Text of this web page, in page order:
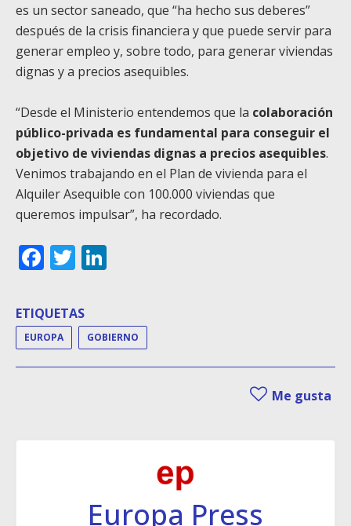
es un sector saneado, que “ha hecho sus deberes”
después de la crisis financiera y que puede servir para
generar empleo y, sobre todo, para generar viviendas
dignas y a precios asequibles.
“Desde el Ministerio entendemos que la colaboración
público-privada es fundamental para conseguir el
objetivo de viviendas dignas a precios asequibles.
Venimos trabajando en el Plan de vivienda para el
Alquiler Asequible con 100.000 viviendas que
queremos impulsar”, ha recordado.
Facebook
Twitter
ETIQUETAS
EUROPA GOBIERNO
Me gusta
Europa Press